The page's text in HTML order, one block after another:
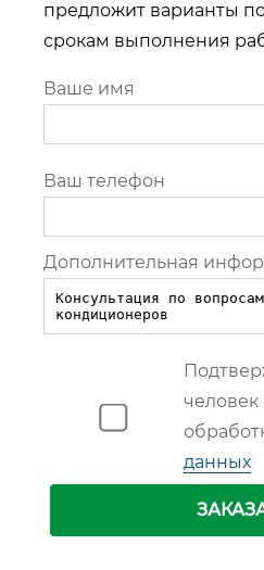
предложит варианты
срокам выполнения
Ваше имя
Ваш телефон
Дополнительная
человек
данных